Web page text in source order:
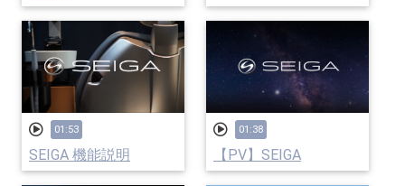
01:53
SEIGA 機能説明
01:38
【PV】SEIGA